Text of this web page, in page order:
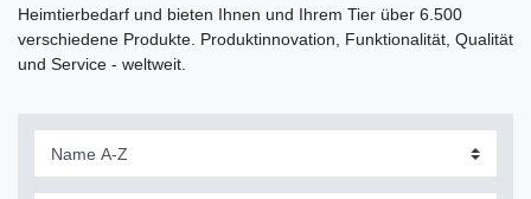
Heimtierbedarf und bieten Ihnen und Ihrem Tier über 6.500
verschiedene Produkte. Produktinnovation, Funktionalität, Qualität
und Service - weltweit.